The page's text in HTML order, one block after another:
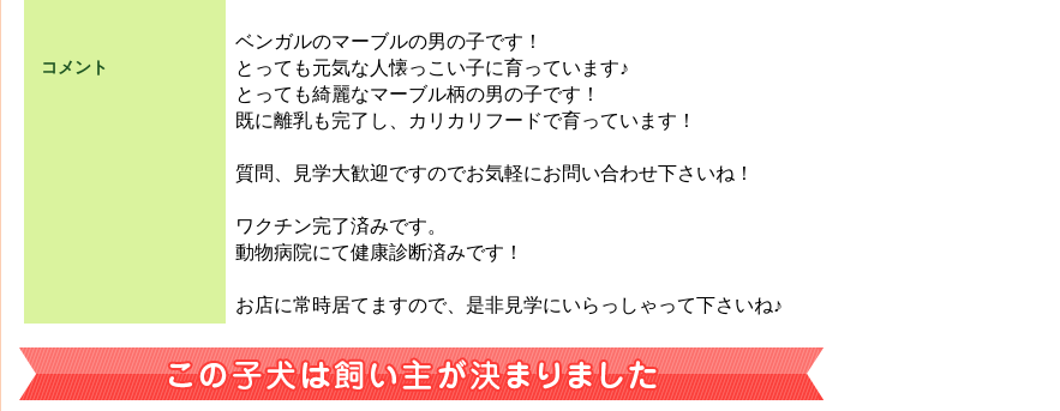
コメント
ベンガルのマーブルの男の子です！
とっても元気な人懐っこい子に育っています♪
とっても綺麗なマーブル柄の男の子です！
既に離乳も完了し、カリカリフードで育っています！
質問、見学大歓迎ですのでお気軽にお問い合わせ下さいね！
ワクチン完了済みです。
動物病院にて健康診断済みです！
お店に常時居てますので、是非見学にいらっしゃって下さいね♪